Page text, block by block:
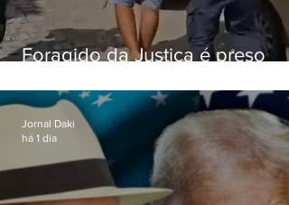
Foragido da Justiça é preso
RJ-106, em Maricá
Jornal Daki
há 1 dia